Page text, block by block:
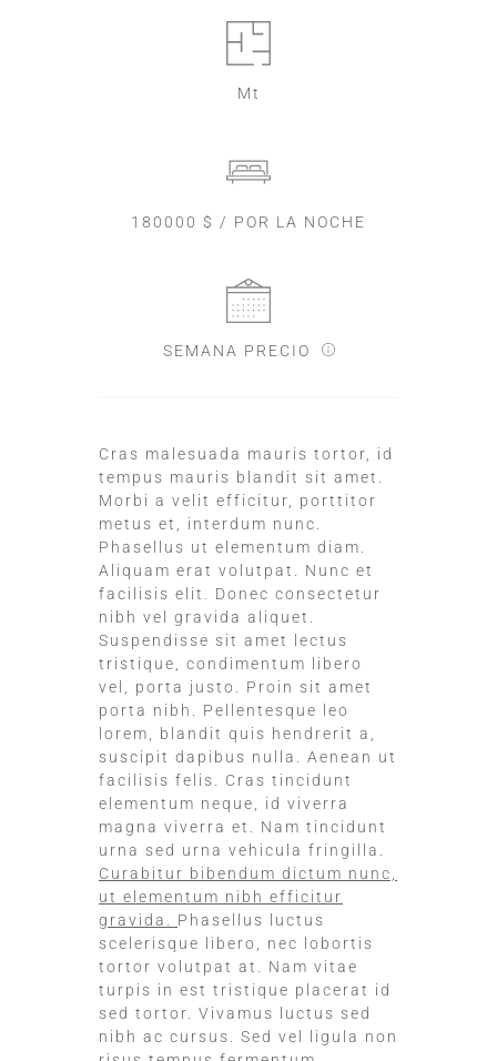
Mt
180000 $ / POR LA NOCHE
SEMANA PRECIO
Cras malesuada mauris tortor, id
tempus mauris blandit sit amet.
Morbi a velit efficitur, porttitor
metus et, interdum nunc.
Phasellus ut elementum diam.
Aliquam erat volutpat. Nunc et
facilisis elit. Donec consectetur
nibh vel gravida aliquet.
Suspendisse sit amet lectus
tristique, condimentum libero
vel, porta justo. Proin sit amet
porta nibh. Pellentesque leo
lorem, blandit quis hendrerit a,
suscipit dapibus nulla. Aenean ut
facilisis felis. Cras tincidunt
elementum neque, id viverra
magna viverra et. Nam tincidunt
urna sed urna vehicula fringilla.
Curabitur bibendum dictum nunc,
ut elementum nibh efficitur
gravida. Phasellus luctus
scelerisque libero, nec lobortis
tortor volutpat at. Nam vitae
turpis in est tristique placerat id
sed tortor. Vivamus luctus sed
nibh ac cursus. Sed vel ligula non